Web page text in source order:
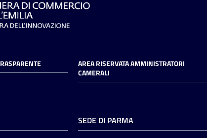
AREA RISERVATA AMMINISTRATORI
CAMERALI
SEDE DI PARMA